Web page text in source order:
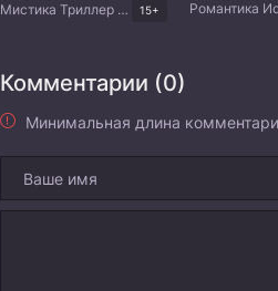
Мистика Триллер Драма Корейские дорамы 15+
Комментарии (0)
Минимальная длина